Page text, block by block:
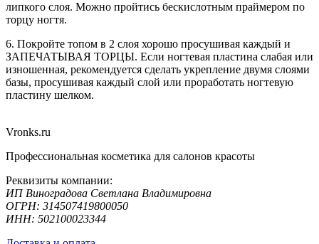
липкого слоя. Можно пройтись бескислотным праймером по
торцу ногтя.
6. Покройте топом в 2 слоя хорошо просушивая каждый и
ЗАПЕЧАТЫВАЯ ТОРЦЫ. Если ногтевая пластина слабая или
изношенная, рекомендуется сделать укрепление двумя слоями
базы, просушивая каждый слой или проработать ногтевую
пластину шелком.
Vronks.ru
Профессиональная косметика для салонов красоты
Реквизиты компании:
ИП Виноградова Светлана Владимировна
ОГРН: 314507419800050
ИНН: 502100023344